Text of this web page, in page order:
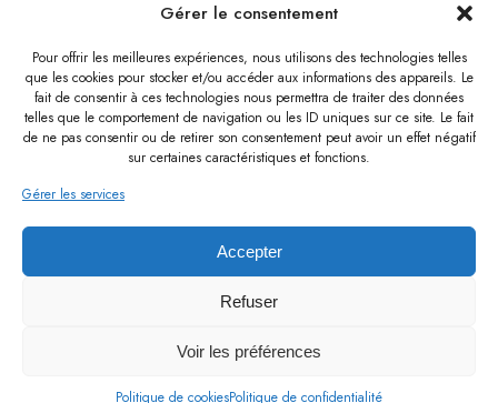
Gérer le consentement
Pour offrir les meilleures expériences, nous utilisons des technologies telles
que les cookies pour stocker et/ou accéder aux informations des appareils. Le
fait de consentir à ces technologies nous permettra de traiter des données
telles que le comportement de navigation ou les ID uniques sur ce site. Le fait
de ne pas consentir ou de retirer son consentement peut avoir un effet négatif
sur certaines caractéristiques et fonctions.
Gérer les services
Accepter
Refuser
Voir les préférences
Politique de cookiesPolitique de confidentialité
11 RUE DE LA GARE
67370 TRUCHTERSHEIM
06 78 45 34 96
LOCALISER
-
POLITIQUE DE CONFIDENTIALITÉ
-
POLITIQUE DE COOKIES
ALBECKER.ARCHITECTE@GMAIL.COM
© ALBECKER ARCHITECTE 2015. TOUS DROITS